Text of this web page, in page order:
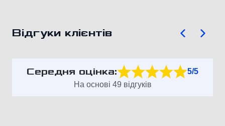
Відгуки клієнтів
Середня оцінка:
5/5
На основі 49 відгуків